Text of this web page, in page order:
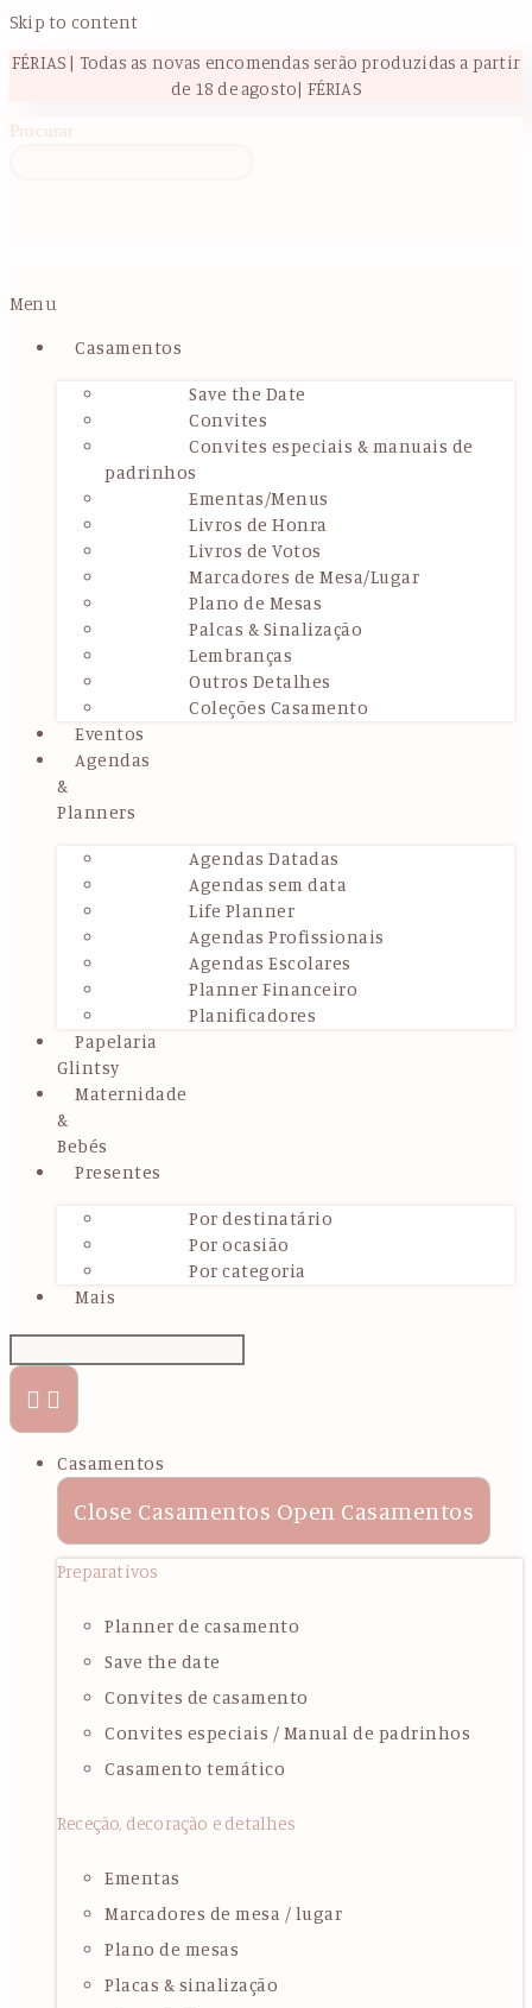
Skip to content
FÉRIAS | Todas as novas encomendas serão produzidas a partir
de 18 de agosto| FÉRIAS
Procurar
Menu
Casamentos
Save the Date
Convites
Convites especiais & manuais de
padrinhos
Ementas/Menus
Livros de Honra
Livros de Votos
Marcadores de Mesa/Lugar
Plano de Mesas
Palcas & Sinalização
Lembranças
Outros Detalhes
Coleções Casamento
Eventos
Agendas
&
Planners
Agendas Datadas
Agendas sem data
Life Planner
Agendas Profissionais
Agendas Escolares
Planner Financeiro
Planificadores
Papelaria
Glintsy
Maternidade
&
Bebés
Presentes
Por destinatário
Por ocasião
Por categoria
Mais
Casamentos
Close Casamentos Open Casamentos
Preparativos
Planner de casamento
Save the date
Convites de casamento
Convites especiais / Manual de padrinhos
Casamento temático
Receção, decoração e detalhes
Ementas
Marcadores de mesa / lugar
Plano de mesas
Placas & sinalização